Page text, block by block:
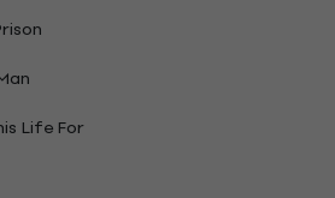
Life For